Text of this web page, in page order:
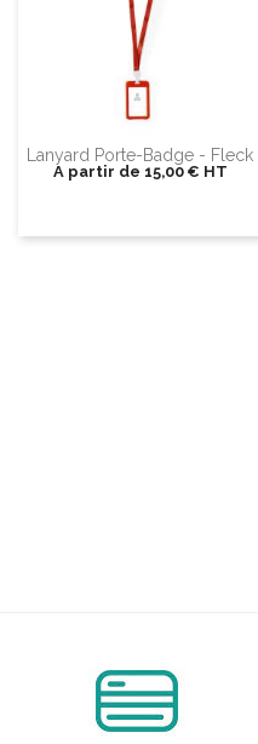
Lanyard Porte-Badge - Fleck
A partir de 15,00 € HT